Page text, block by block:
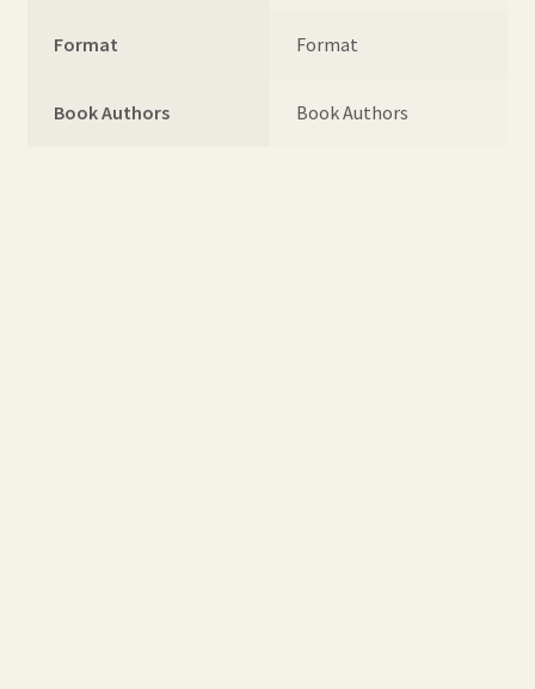
Format Format
Book Authors Book Authors